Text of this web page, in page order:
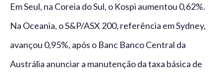
Em Seul, na Coreia do Sul, o Kospi aumentou 0,62%.
Na Oceania, o S&P/ASX 200, referência em Sydney,
avançou 0,95%, após o Banc Banco Central da
Austrália anunciar a manutenção da taxa básica de